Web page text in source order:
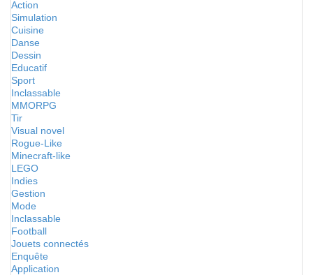
Action
Simulation
Cuisine
Danse
Dessin
Educatif
Sport
Inclassable
MMORPG
Tir
Visual novel
Rogue-Like
Minecraft-like
LEGO
Indies
Gestion
Mode
Inclassable
Football
Jouets connectés
Enquête
Application